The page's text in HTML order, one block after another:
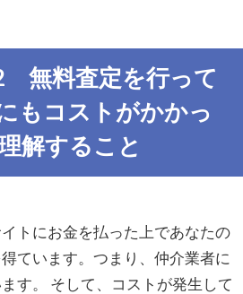
料査定を行って
もコストがかかっ
解すること
トにお金を払った上であなたの
ています。つまり、仲介業者に
す。 そして、コストが発生して